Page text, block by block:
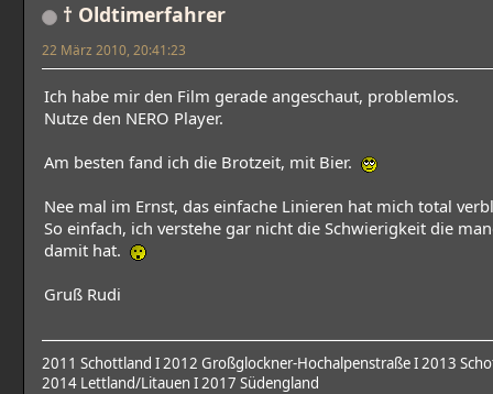
† Oldtimerfahrer
22 März 2010, 20:41:23
Ich habe mir den Film gerade angeschaut, problemlos.
Nutze den NERO Player.
Am besten fand ich die Brotzeit, mit Bier.
Nee mal im Ernst, das einfache Linieren hat mich total
So einfach, ich verstehe gar nicht die Schwierigkeit die
damit hat.
Gruß Rudi
2011 Schottland I 2012 Großglockner-Hochalpenstraße I 2013
2014 Lettland/Litauen I 2017 Südengland